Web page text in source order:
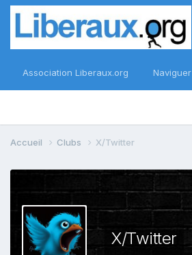
Association Liberaux.org Naviguer
Accueil Clubs X/Twitter
X/Twitter